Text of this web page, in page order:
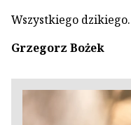
Wszystkiego dzikiego.
Grzegorz Bożek